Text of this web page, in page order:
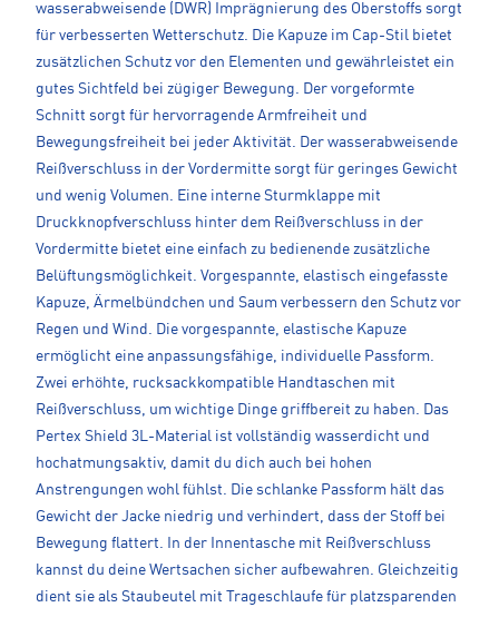
wasserabweisende (DWR) Imprägnierung des Oberstoffs sorgt
für verbesserten Wetterschutz. Die Kapuze im Cap-Stil bietet
zusätzlichen Schutz vor den Elementen und gewährleistet ein
gutes Sichtfeld bei zügiger Bewegung. Der vorgeformte
Schnitt sorgt für hervorragende Armfreiheit und
Bewegungsfreiheit bei jeder Aktivität. Der wasserabweisende
Reißverschluss in der Vordermitte sorgt für geringes Gewicht
und wenig Volumen. Eine interne Sturmklappe mit
Druckknopfverschluss hinter dem Reißverschluss in der
Vordermitte bietet eine einfach zu bedienende zusätzliche
Belüftungsmöglichkeit. Vorgespannte, elastisch eingefasste
Kapuze, Ärmelbündchen und Saum verbessern den Schutz vor
Regen und Wind. Die vorgespannte, elastische Kapuze
ermöglicht eine anpassungsfähige, individuelle Passform.
Zwei erhöhte, rucksackkompatible Handtaschen mit
Reißverschluss, um wichtige Dinge griffbereit zu haben. Das
Pertex Shield 3L-Material ist vollständig wasserdicht und
hochatmungsaktiv, damit du dich auch bei hohen
Anstrengungen wohl fühlst. Die schlanke Passform hält das
Gewicht der Jacke niedrig und verhindert, dass der Stoff bei
Bewegung flattert. In der Innentasche mit Reißverschluss
kannst du deine Wertsachen sicher aufbewahren. Gleichzeitig
dient sie als Staubeutel mit Trageschlaufe für platzsparenden